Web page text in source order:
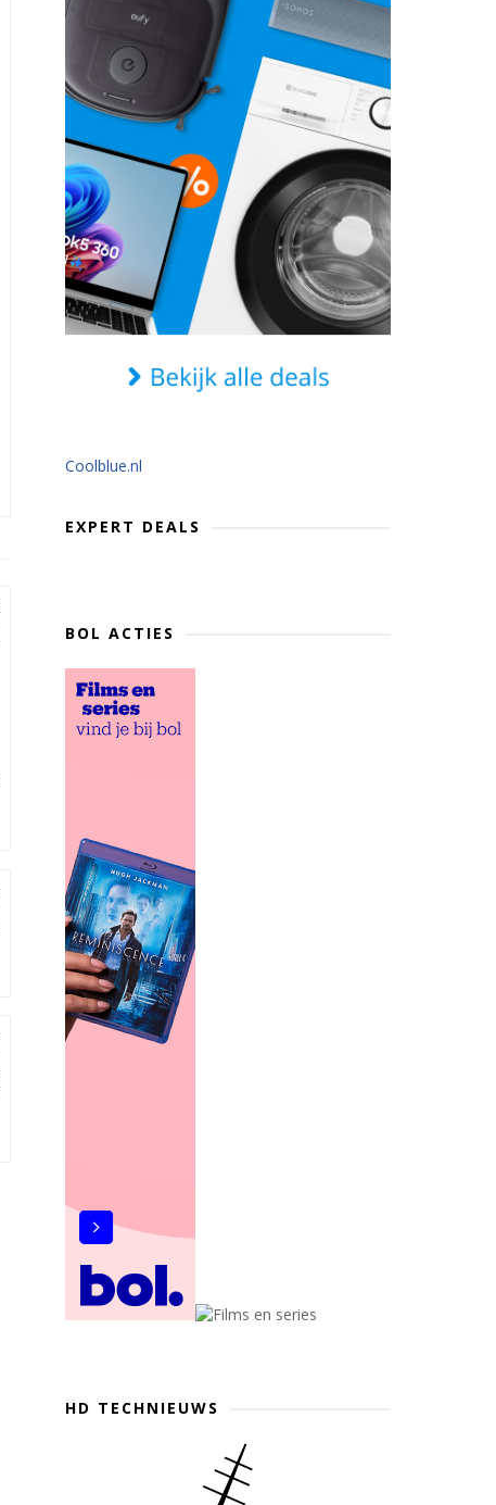
Coolblue.nl
EXPERT DEALS
BOL ACTIES
HD TECHNIEUWS